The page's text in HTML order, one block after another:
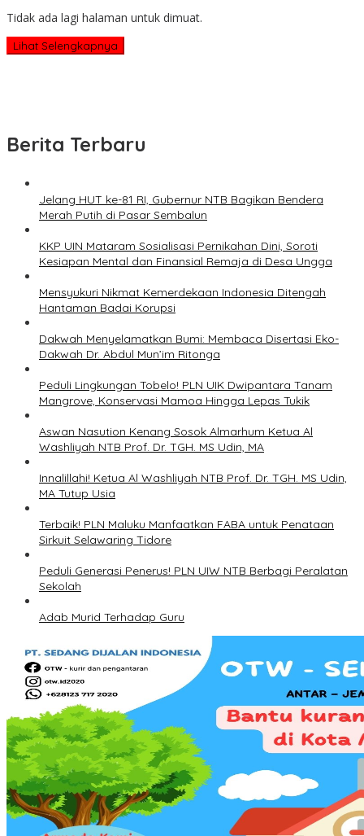
Tidak ada lagi halaman untuk dimuat.
Lihat Selengkapnya
Berita Terbaru
Jelang HUT ke-81 RI, Gubernur NTB Bagikan Bendera
Merah Putih di Pasar Sembalun
KKP UIN Mataram Sosialisasi Pernikahan Dini, Soroti
Kesiapan Mental dan Finansial Remaja di Desa Ungga
Mensyukuri Nikmat Kemerdekaan Indonesia Ditengah
Hantaman Badai Korupsi
Dakwah Menyelamatkan Bumi: Membaca Disertasi Eko-
Dakwah Dr. Abdul Mun’im Ritonga
Peduli Lingkungan Tobelo! PLN UIK Dwipantara Tanam
Mangrove, Konservasi Mamoa Hingga Lepas Tukik
Aswan Nasution Kenang Sosok Almarhum Ketua Al
Washliyah NTB Prof. Dr. TGH. MS Udin, MA
Innalillahi! Ketua Al Washliyah NTB Prof. Dr. TGH. MS Udin,
MA Tutup Usia
Terbaik! PLN Maluku Manfaatkan FABA untuk Penataan
Sirkuit Selawaring Tidore
Peduli Generasi Penerus! PLN UIW NTB Berbagi Peralatan
Sekolah
Adab Murid Terhadap Guru